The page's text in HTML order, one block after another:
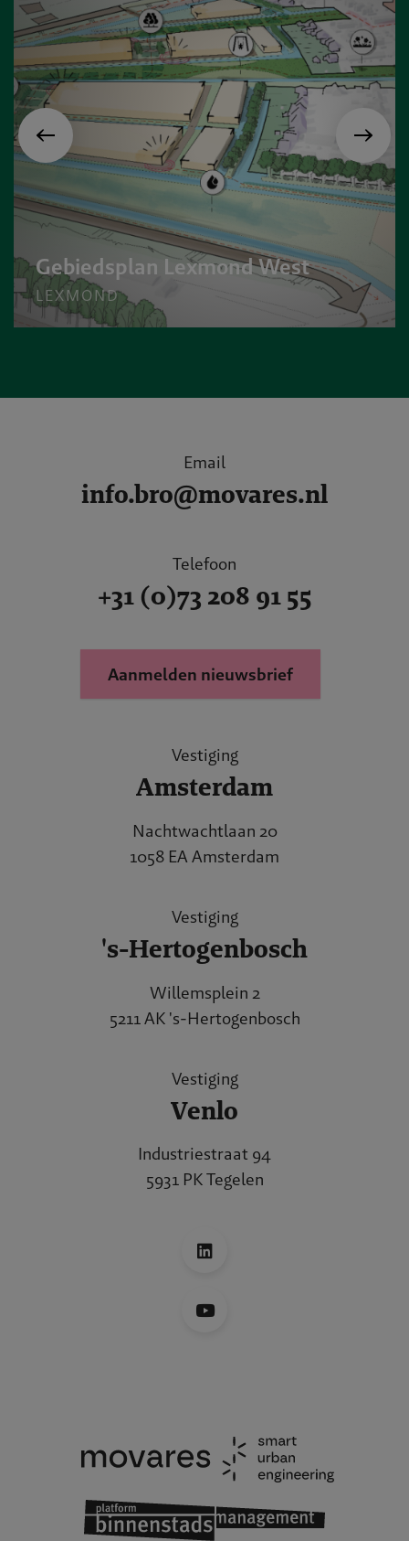
Gebiedsplan Lexmond West
LEXMOND
Email
info.bro@movares.nl
Telefoon
+31 (0)73 208 91 55
Aanmelden nieuwsbrief
Vestiging
Amsterdam
Nachtwachtlaan 20
1058 EA Amsterdam
Vestiging
's-Hertogenbosch
Willemsplein 2
5211 AK 's-Hertogenbosch
Vestiging
Venlo
Industriestraat 94
5931 PK Tegelen